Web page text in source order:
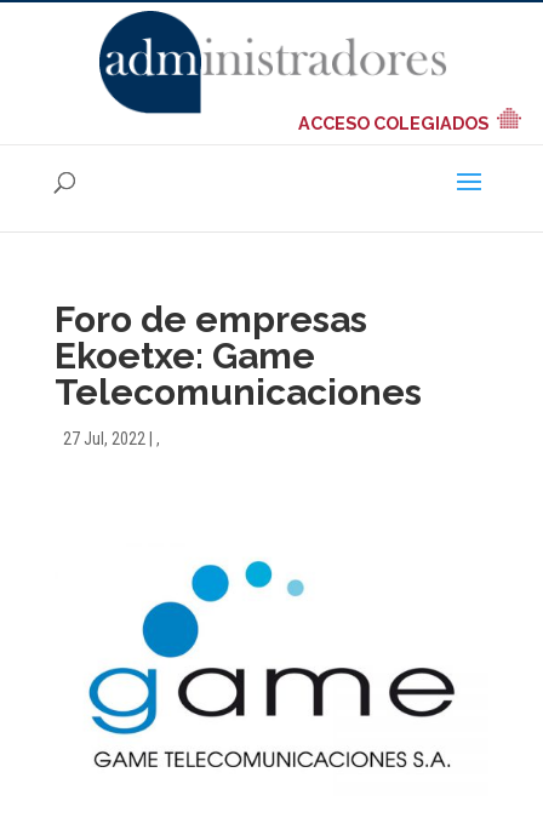
ACCESO COLEGIADOS
Foro de empresas
Ekoetxe: Game
Telecomunicaciones
27 Jul, 2022 ,